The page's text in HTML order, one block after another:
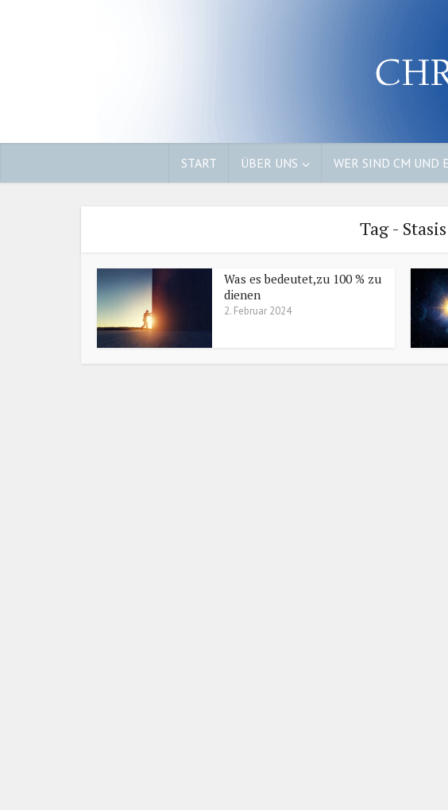
START ÜBER UNS WER SIND CM UND
Tag - Stasis
Was es bedeutet,zu 100 % zu
dienen
2. Februar 2024